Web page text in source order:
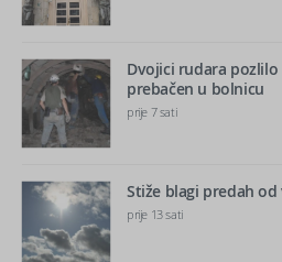
Dvojici rudara pozlilo
prebačen u bolnicu
prije 7 sati
Stiže blagi predah
prije 13 sati